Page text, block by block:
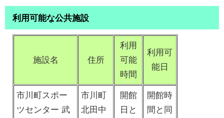
利用可能な公共施設
施設名 住所
利用
可能
時間
利用可
能日
市川町スポー
ツセンター 武
市川町
北田中
開館
日と
開館時
間と同